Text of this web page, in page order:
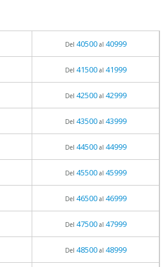
Del 40500al 40999
Del 41500al 41999
Del 42500al 42999
Del 43500al 43999
Del 44500al 44999
Del 45500al 45999
Del 46500al 46999
Del 47500al 47999
Del 48500al 48999